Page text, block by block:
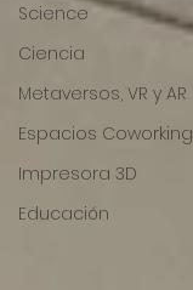
Science
Ciencia
Metaversos, VR y AR
Espacios Coworking
Impresora 3D
Educación